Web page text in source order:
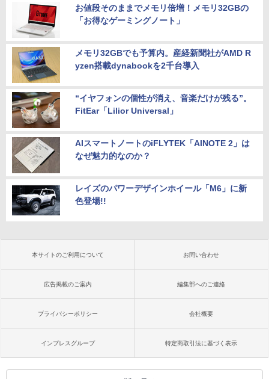
お値段そのままでメモリ倍増！メモリ32GBの
「お得なゲーミングノート」
メモリ32GBでも予算内。産経新聞社がAMD R
yzen搭載dynabookを2千台導入
“イヤフォンの個性が消え、音楽だけが残る”。
FitEar「Lilior Universal」
AIスマートノートのiFLYTEK「AINOTE 2」は
なぜ魅力的なのか？
レイズのパワーデザインホイール「M6」に新
色登場!!
本サイトのご利用について お問い合わせ
広告掲載のご案内 編集部へのご連絡
プライバシーポリシー 会社概要
インプレスグループ 特定商取引法に基づく表示